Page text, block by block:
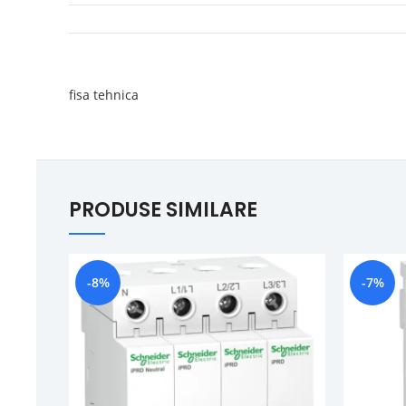
fisa tehnica
PRODUSE SIMILARE
-8% -7%